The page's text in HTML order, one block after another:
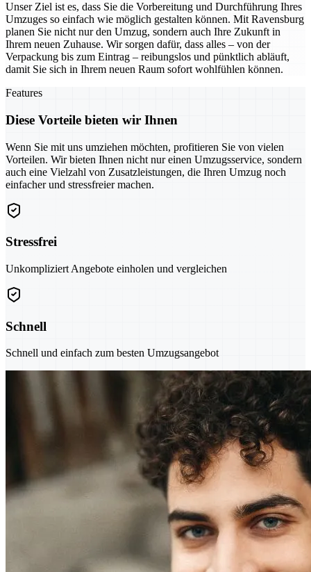
Unser Ziel ist es, dass Sie die Vorbereitung und Durchführung Ihres
Umzuges so einfach wie möglich gestalten können. Mit Ravensburg
planen Sie nicht nur den Umzug, sondern auch Ihre Zukunft in
Ihrem neuen Zuhause. Wir sorgen dafür, dass alles – von der
Verpackung bis zum Eintrag – reibungslos und pünktlich abläuft,
damit Sie sich in Ihrem neuen Raum sofort wohlfühlen können.
Features
Diese Vorteile bieten wir Ihnen
Wenn Sie mit uns umziehen möchten, profitieren Sie von vielen
Vorteilen. Wir bieten Ihnen nicht nur einen Umzugsservice, sondern
auch eine Vielzahl von Zusatzleistungen, die Ihren Umzug noch
einfacher und stressfreier machen.
Stressfrei
Unkompliziert Angebote einholen und vergleichen
Schnell
Schnell und einfach zum besten Umzugsangebot